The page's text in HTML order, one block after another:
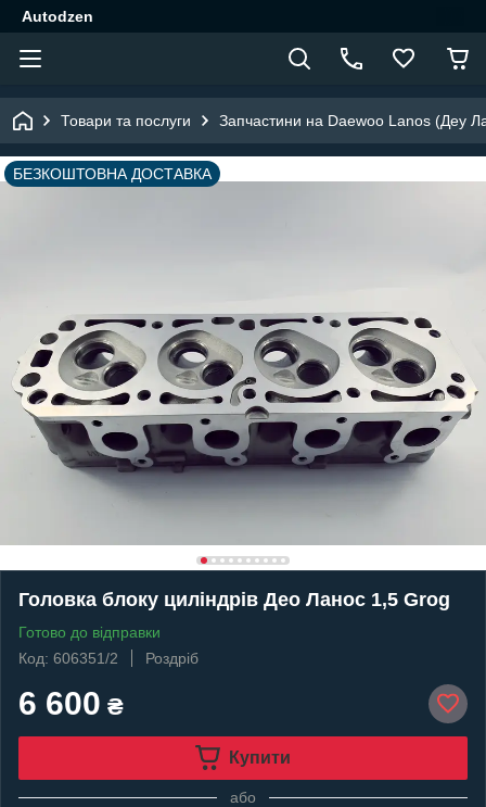
Autodzen
Товари та послуги Запчастини на Daewoo Lanos (Деу
БЕЗКОШТОВНА ДОСТАВКА
Головка блоку циліндрів Део Ланос 1,5 Grog
Готово до відправки
Код: 606351/2
Роздріб
6 600 ₴
Купити
або